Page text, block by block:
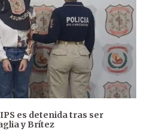
es detenida tras ser
y Brítez